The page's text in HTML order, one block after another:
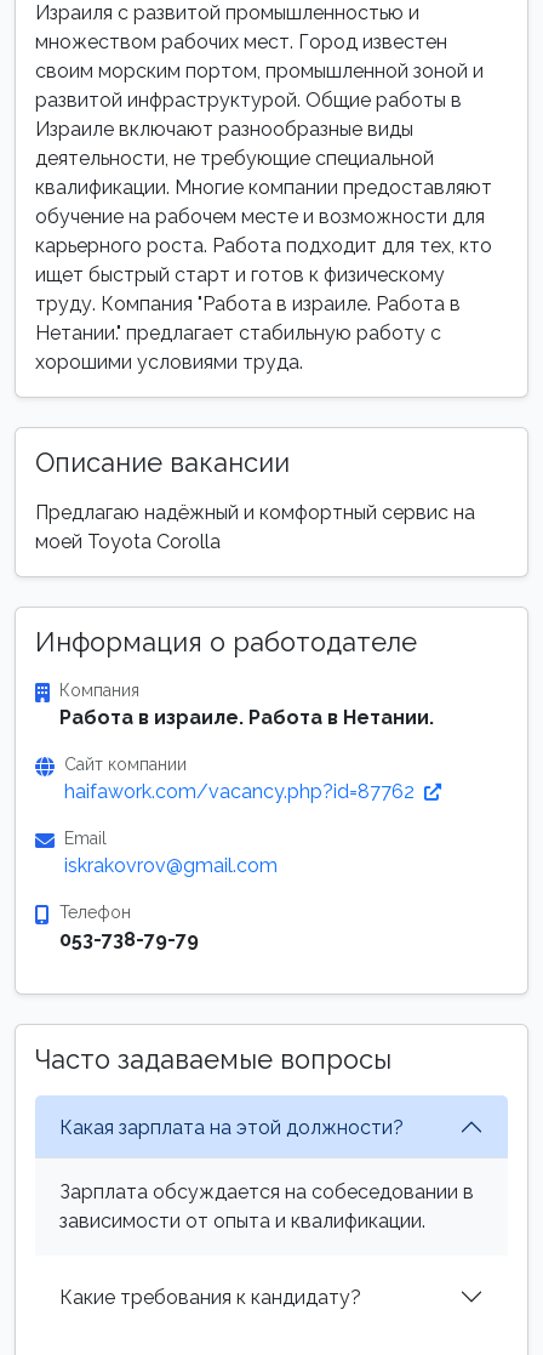
Израиля с развитой промышленностью и
множеством рабочих мест. Город известен
своим морским портом, промышленной зоной и
развитой инфраструктурой. Общие работы в
Израиле включают разнообразные виды
деятельности, не требующие специальной
квалификации. Многие компании предоставляют
обучение на рабочем месте и возможности для
карьерного роста. Работа подходит для тех, кто
ищет быстрый старт и готов к физическому
труду. Компания "Работа в израиле. Работа в
Нетании." предлагает стабильную работу с
хорошими условиями труда.
Описание вакансии
Предлагаю надёжный и комфортный сервис на
моей Toyota Corolla
Информация о работодателе
Компания
Работа в израиле. Работа в Нетании.
Сайт компании
haifawork.com/vacancy.php?id=87762
Email
iskrakovrov@gmail.com
Телефон
053-738-79-79
Часто задаваемые вопросы
Какая зарплата на этой должности?
Зарплата обсуждается на собеседовании в
зависимости от опыта и квалификации.
Какие требования к кандидату?